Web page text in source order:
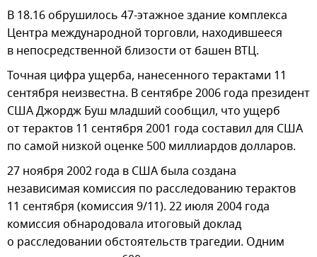
В 18.16 обрушилось 47-этажное здание комплекса
Центра международной торговли, находившееся
в непосредственной близости от башен ВТЦ.
Точная цифра ущерба, нанесенного терактами 11
сентября неизвестна. В сентябре 2006 года президент
США Джордж Буш младший сообщил, что ущерб
от терактов 11 сентября 2001 года составил для США
по самой низкой оценке 500 миллиардов долларов.
27 ноября 2002 года в США была создана
независимая комиссия по расследованию терактов
11 сентября (комиссия 9/11). 22 июля 2004 года
комиссия обнародовала итоговый доклад
о расследовании обстоятельств трагедии. Одним